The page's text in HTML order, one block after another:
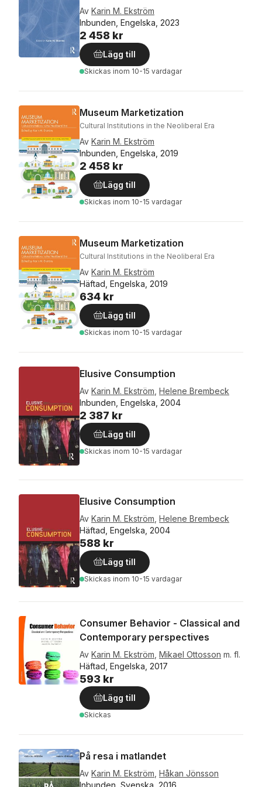
Av Karin M. Ekström
Inbunden, Engelska, 2023
2 458 kr
Lägg till
Skickas inom 10-15 vardagar
Museum Marketization
Cultural Institutions in the Neoliberal Era
Av Karin M. Ekström
Inbunden, Engelska, 2019
2 458 kr
Lägg till
Skickas inom 10-15 vardagar
Museum Marketization
Cultural Institutions in the Neoliberal Era
Av Karin M. Ekström
Häftad, Engelska, 2019
634 kr
Lägg till
Skickas inom 10-15 vardagar
Elusive Consumption
Av Karin M. Ekström Helene Brembeck
Inbunden, Engelska, 2004
2 387 kr
Lägg till
Skickas inom 10-15 vardagar
Elusive Consumption
Av Karin M. Ekström Helene Brembeck
Häftad, Engelska, 2004
588 kr
Lägg till
Skickas inom 10-15 vardagar
Consumer Behavior - Classical and
Contemporary perspectives
Av Karin M. Ekström Mikael Ottosson m. fl.
Häftad, Engelska, 2017
593 kr
Lägg till
Skickas
På resa i matlandet
Av Karin M. Ekström Håkan Jönsson
Inbunden, Svenska, 2016